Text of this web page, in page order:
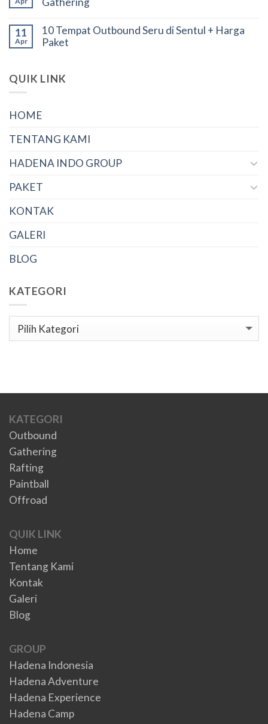
11
Apr
10 Tempat Outbound Seru di Sentul + Harga
Paket
QUIK LINK
HOME
TENTANG KAMI
HADENA INDO GROUP
PAKET
KONTAK
GALERI
BLOG
KATEGORI
Kategori
KATEGORI
Outbound
Gathering
Rafting
Paintball
Offroad
QUIK LINK
Home
Tentang Kami
Kontak
Galeri
Blog
GROUP
Hadena Indonesia
Hadena Adventure
Hadena Experience
Hadena Camp